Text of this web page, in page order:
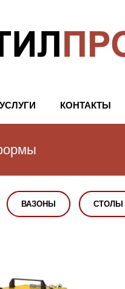
КОНТАКТЫ
ВАЗОНЫ СТОЛЫ